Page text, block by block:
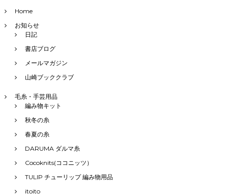
Home
お知らせ
日記
書店ブログ
メールマガジン
山崎ブッククラブ
毛糸・手芸用品
編み物キット
秋冬の糸
春夏の糸
DARUMA ダルマ糸
Cocoknits(ココニッツ）
TULIP チューリップ 編み物用品
itoito